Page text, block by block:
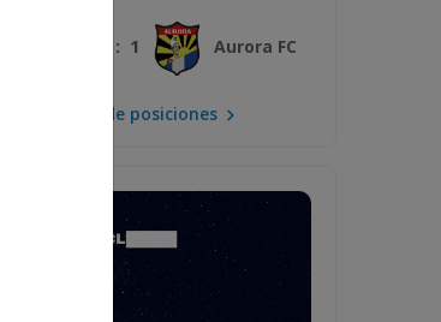
3 : 1 Aurora FC
Mira la tabla de posiciones